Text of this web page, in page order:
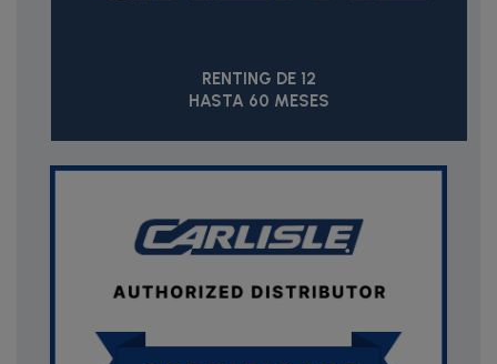
RENTING DE 12
HASTA 60 MESES